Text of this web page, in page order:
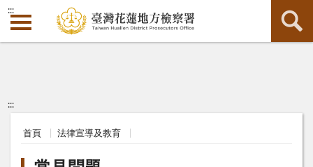
:::
:::
首頁 法律宣導及教育